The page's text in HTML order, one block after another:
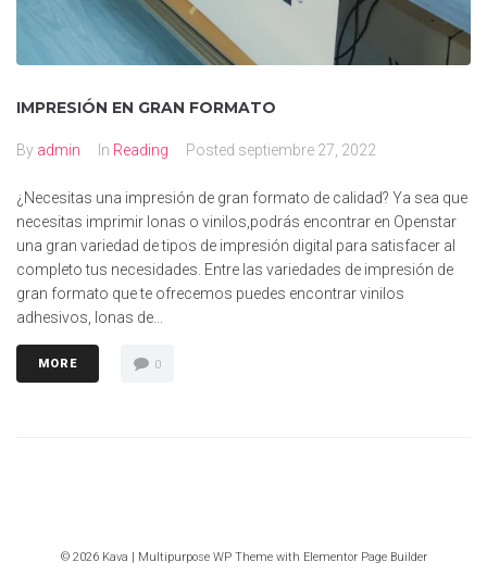
IMPRESIÓN EN GRAN FORMATO
By admin In Reading Posted septiembre 27, 2022
¿Necesitas una impresión de gran formato de calidad? Ya sea que
necesitas imprimir lonas o vinilos,podrás encontrar en Openstar
una gran variedad de tipos de impresión digital para satisfacer al
completo tus necesidades. Entre las variedades de impresión de
gran formato que te ofrecemos puedes encontrar vinilos
adhesivos, lonas de...
MORE 0
© 2026 Kava | Multipurpose WP Theme with Elementor Page Builder